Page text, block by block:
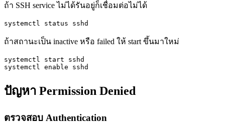
ถ้า SSH service ไม่ได้รันอยู่ก็เชื่อมต่อไม่ได้
systemctl status sshd
ถ้าสถานะเป็น inactive หรือ failed ให้ start ขึ้นมาใหม่
systemctl start sshd
systemctl enable sshd
ปัญหา Permission Denied
ตรวจสอบ Authentication